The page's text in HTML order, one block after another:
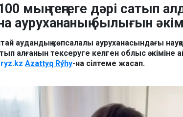
мың теңгеге дәрі сатып
аурухананың былығын
аудандық көпсалалы ауруханасындағы
алғанын тексеруге келген облыс әкіміне
Azattyq Rýhy-на сілтеме жасап.